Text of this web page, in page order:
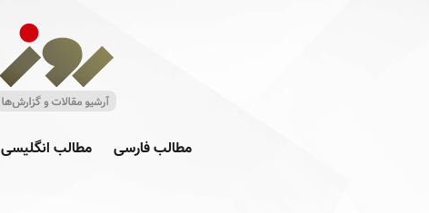
مطالب فارسی مطالب انگلیسی